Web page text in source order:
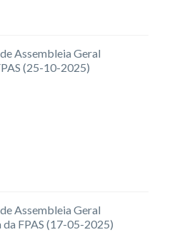
Assembleia Geral
(25-10-2025)
Assembleia Geral
FPAS (17-05-2025)